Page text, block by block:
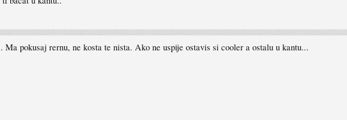
Ma pokusaj rernu, ne kosta te nista. Ako ne uspije ostavis si cooler a ostalu u kantu...